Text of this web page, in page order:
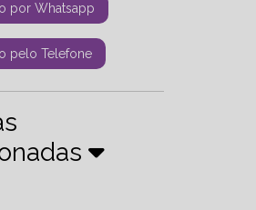
por Whatsapp
pelo Telefone